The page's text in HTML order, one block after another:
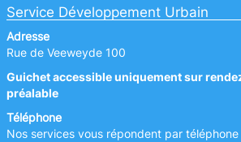
Service Développement Urbain
Adresse
Rue de Veeweyde 100
Guichet accessible uniquement sur
préalable
Téléphone
Nos services vous répondent par